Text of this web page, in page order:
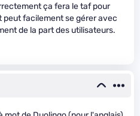
ça fera le taf pour
peut facilement se gérer avec
de la part des utilisateurs.